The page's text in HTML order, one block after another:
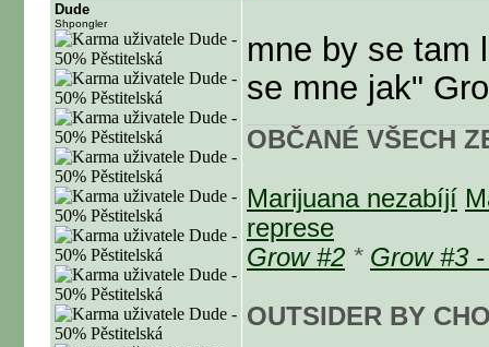
Dude
Shpongler
mne by se tam
se mne jak"
OBČANÉ VŠECH
Marijuana nezabíjí
represe
Grow #2 * Grow #3
OUTSIDER BY